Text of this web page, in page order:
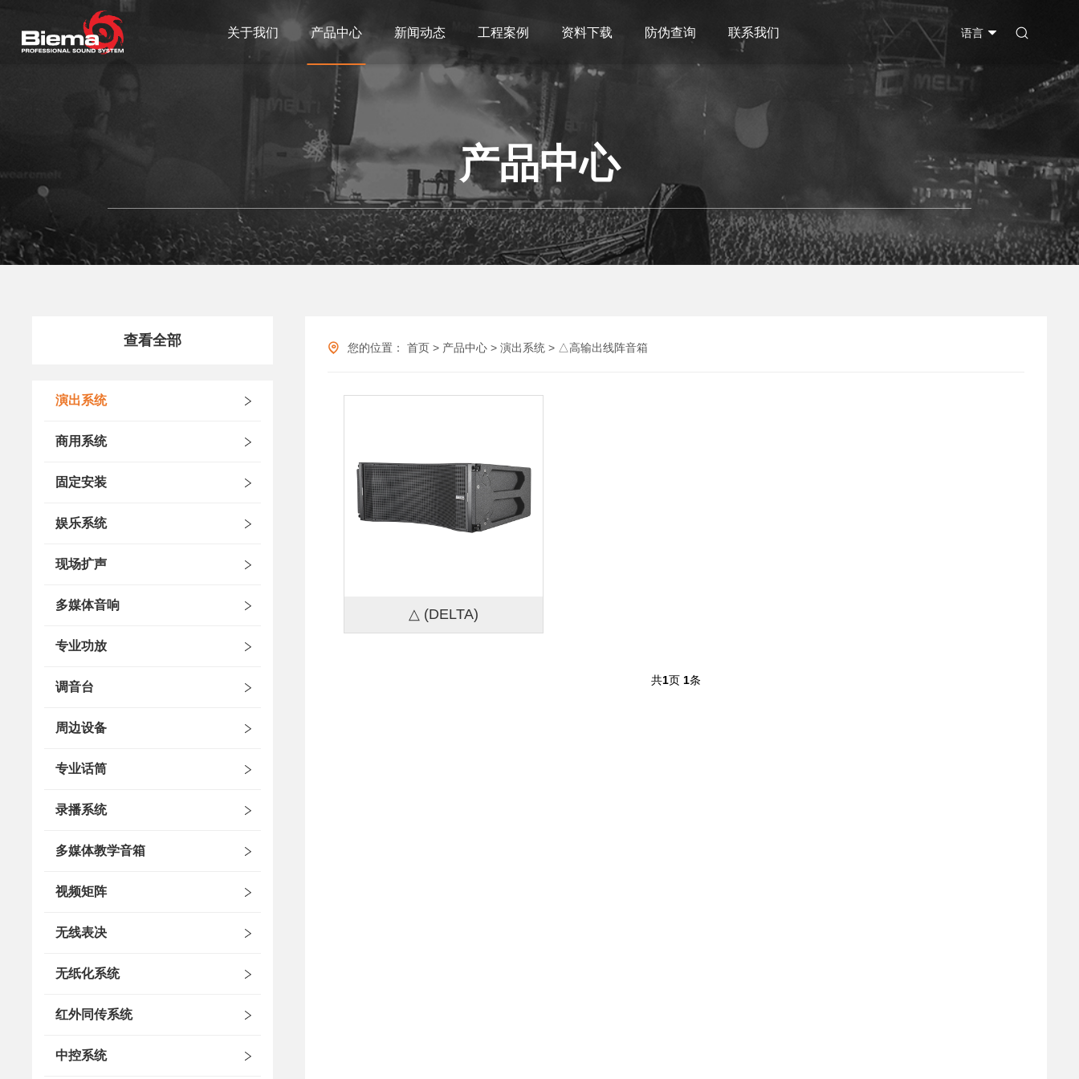
关于我们 产品中心 新闻动态 工程案例 资料下载 防伪查询 联系我们 语言 
产品中心
查看全部
演出系统
商用系统
固定安装
娱乐系统
现场扩声
多媒体音响
专业功放
调音台
周边设备
专业话筒
录播系统
多媒体教学音箱
视频矩阵
无线表决
无纸化系统
红外同传系统
中控系统
您的位置： 首页 > 产品中心 >演出系统 > △高输出线阵音箱
△ (DELTA)
共1页 1条